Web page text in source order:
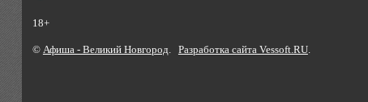
18+
© Афиша - Великий Новгород. Разработка сайта Vessoft.RU.